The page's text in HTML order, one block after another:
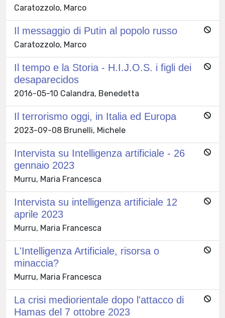
Caratozzolo, Marco
Il messaggio di Putin al popolo russo
Caratozzolo, Marco
Il tempo e la Storia - H.I.J.O.S. i figli dei
desaparecidos
2016-05-10 Calandra, Benedetta
Il terrorismo oggi, in Italia ed Europa
2023-09-08 Brunelli, Michele
Intervista su Intelligenza artificiale - 26
gennaio 2023
Murru, Maria Francesca
Intervista su intelligenza artificiale 12
aprile 2023
Murru, Maria Francesca
L'Intelligenza Artificiale, risorsa o
minaccia?
Murru, Maria Francesca
La crisi mediorientale dopo l'attacco di
Hamas del 7 ottobre 2023